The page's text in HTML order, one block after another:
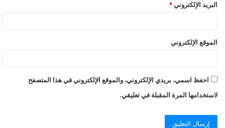
البريد الإلكتروني *
الموقع الإلكتروني
احفظ اسمي، بريدي الإلكتروني، والموقع الإلكتروني في هذا المتصفح
لاستخدامها المرة المقبلة في تعليقي.